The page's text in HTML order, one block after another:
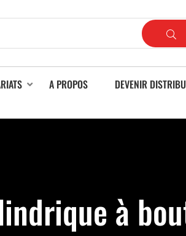
A PROPOS
DEVENIR
à